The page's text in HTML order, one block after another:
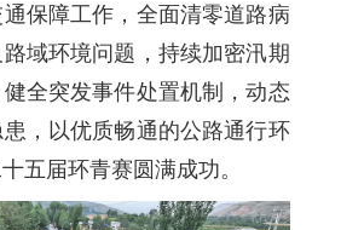
保障工作，全面清零道路病
域环境问题，持续加密汛期
全突发事件处置机制，动态
，以优质畅通的公路通行环
五届环青赛圆满成功。